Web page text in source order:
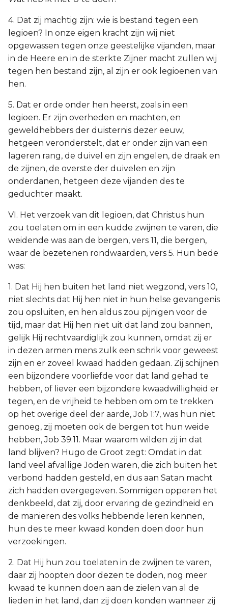
4. Dat zij machtig zijn: wie is bestand tegen een
legioen? In onze eigen kracht zijn wij niet
opgewassen tegen onze geestelijke vijanden, maar
in de Heere en in de sterkte Zijner macht zullen wij
tegen hen bestand zijn, al zijn er ook legioenen van
hen.
5. Dat er orde onder hen heerst, zoals in een
legioen. Er zijn overheden en machten, en
geweldhebbers der duisternis dezer eeuw,
hetgeen veronderstelt, dat er onder zijn van een
lageren rang, de duivel en zijn engelen, de draak en
de zijnen, de overste der duivelen en zijn
onderdanen, hetgeen deze vijanden des te
geduchter maakt.
VI. Het verzoek van dit legioen, dat Christus hun
zou toelaten om in een kudde zwijnen te varen, die
weidende was aan de bergen, vers 11, die bergen,
waar de bezetenen rondwaarden, vers 5. Hun bede
was:
1. Dat Hij hen buiten het land niet wegzond, vers 10,
niet slechts dat Hij hen niet in hun helse gevangenis
zou opsluiten, en hen aldus zou pijnigen voor de
tijd, maar dat Hij hen niet uit dat land zou bannen,
gelijk Hij rechtvaardiglijk zou kunnen, omdat zij er
in dezen armen mens zulk een schrik voor geweest
zijn en er zoveel kwaad hadden gedaan. Zij schijnen
een bijzondere voorliefde voor dat land gehad te
hebben, of liever een bijzondere kwaadwilligheid er
tegen, en de vrijheid te hebben om om te trekken
op het overige deel der aarde, Job 1:7, was hun niet
genoeg, zij moeten ook de bergen tot hun weide
hebben, Job 39:11. Maar waarom wilden zij in dat
land blijven? Hugo de Groot zegt: Omdat in dat
land veel afvallige Joden waren, die zich buiten het
verbond hadden gesteld, en dus aan Satan macht
zich hadden overgegeven. Sommigen opperen het
denkbeeld, dat zij, door ervaring de gezindheid en
de manieren des volks hebbende leren kennen,
hun des te meer kwaad konden doen door hun
verzoekingen.
2. Dat Hij hun zou toelaten in de zwijnen te varen,
daar zij hoopten door dezen te doden, nog meer
kwaad te kunnen doen aan de zielen van al de
lieden in het land, dan zij doen konden wanneer zij